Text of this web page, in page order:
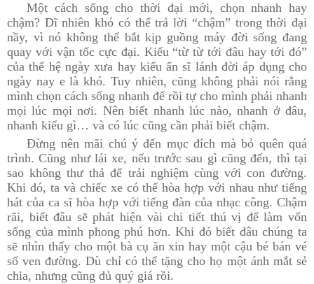
Một cách sống cho thời đại mới, chọn nhanh hay
chậm? Dĩ nhiên khó có thể trả lời “chậm” trong thời đại
nầy, vì nó không thể bắt kịp guồng máy đời sống đang
quay với vận tốc cực đại. Kiểu “từ từ tới đâu hay tới đó”
của thế hệ ngày xưa hay kiểu ẩn sĩ lánh đời áp dụng cho
ngày nay e là khó. Tuy nhiên, cũng không phải nói rằng
mình chọn cách sống nhanh để rồi tự cho mình phải nhanh
mọi lúc mọi nơi. Nên biết nhanh lúc nào, nhanh ở đâu,
nhanh kiểu gì… và có lúc cũng cần phải biết chậm.
Đừng nên mãi chú ý đến mục đích mà bỏ quên quá
trình. Cũng như lái xe, nếu trước sau gì cũng đến, thì tại
sao không thư thả để trải nghiệm cùng với con đường.
Khi đó, ta và chiếc xe có thể hòa hợp với nhau như tiếng
hát của ca sĩ hòa hợp với tiếng đàn của nhạc công. Chậm
rãi, biết đâu sẽ phát hiện vài chi tiết thú vị để làm vốn
sống của mình phong phú hơn. Khi đó biết đâu chúng ta
sẽ nhìn thấy cho một bà cụ ăn xin hay một cậu bé bán vé
số ven đường. Dù chỉ có thể tặng cho họ một ánh mắt sẻ
chia, nhưng cũng đủ quý giá rồi.